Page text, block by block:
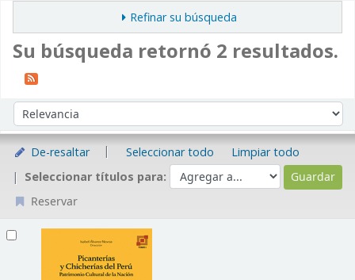
Refinar su búsqueda
Su búsqueda retornó 2 resultados.
Ordenar por:
De-resaltar Seleccionar todo
Limpiar todo
Seleccionar títulos para:
Reservar